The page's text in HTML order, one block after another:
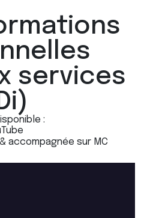
services
:
accompagnée sur MC